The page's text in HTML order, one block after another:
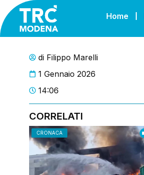
Home
di Filippo Marelli
1 Gennaio 2026
14:06
CORRELATI
CRONACA